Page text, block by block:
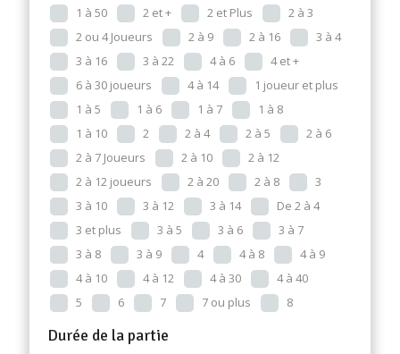
1 à 50
2 et + 2 et Plus
2 à 3
2 ou 4 Joueurs
2 à 9 2 à 16
3 à 4
3 à 16
3 à 22 4 à 6
4 et +
6 à 30 joueurs
4 à 14
1 joueur et plus
1 à 5
1 à 6 1 à 7
1 à 8
1 à 10
2 2 à 4 2 à 5
2 à 6
2 à 7 Joueurs
2 à 10
2 à 12
2 à 12 joueurs
2 à 20 2 à 8
3
3 à 10
3 à 12 3 à 14
De 2 à 4
3 et plus
3 à 5 3 à 6
3 à 7
3 à 8
3 à 9 4 4 à 8
4 à 9
4 à 10
4 à 12 4 à 30
4 à 40
5
6 7 7 ou plus 8
Durée de la partie